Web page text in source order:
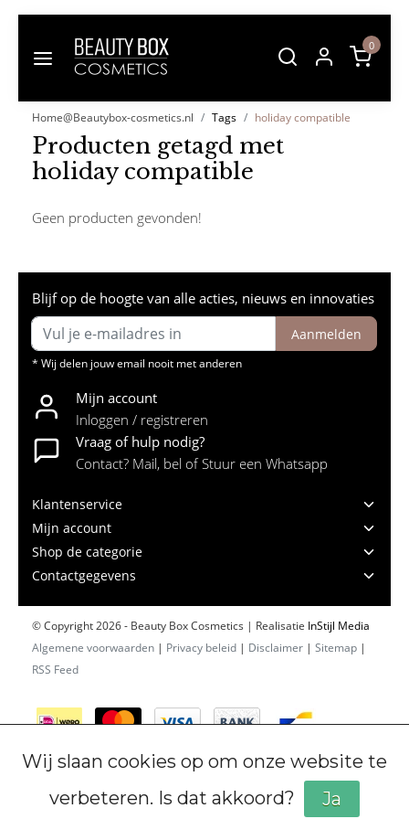
0
Home@Beautybox-cosmetics.nl Tags holiday compatible
Producten getagd met
holiday compatible
Geen producten gevonden!
Blijf op de hoogte van alle acties, nieuws en innovaties
Aanmelden
* Wij delen jouw email nooit met anderen
Mijn account
Inloggen / registreren
Vraag of hulp nodig?
Contact? Mail, bel of Stuur een Whatsapp
Klantenservice
Mijn account
Shop de categorie
Contactgegevens
© Copyright 2026 - Beauty Box Cosmetics | Realisatie InStijl Media
Algemene voorwaarden | Privacy beleid | Disclaimer | Sitemap |
RSS Feed
Wij slaan cookies op om onze website te
verbeteren. Is dat akkoord?
Ja